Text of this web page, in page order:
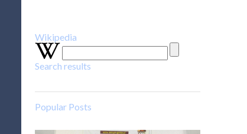
Wikipedia
Search results
Popular Posts